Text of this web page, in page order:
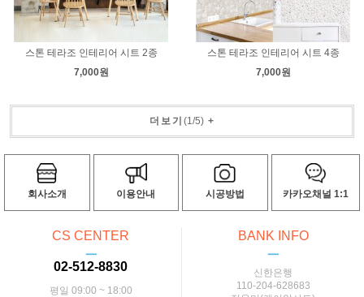
스톤 테라조 인테리어 시트 2종
7,000원
스톤 테라조 인테리어 시트 4종
7,000원
더보기 (1/5)+
회사소개 이용안내 시공방법 카카오채널 1:1
CS CENTER
ㅡ
02-512-8830
평일 09:00 ~ 18:00
BANK INFO
ㅡ
신한은행
110-204-628683